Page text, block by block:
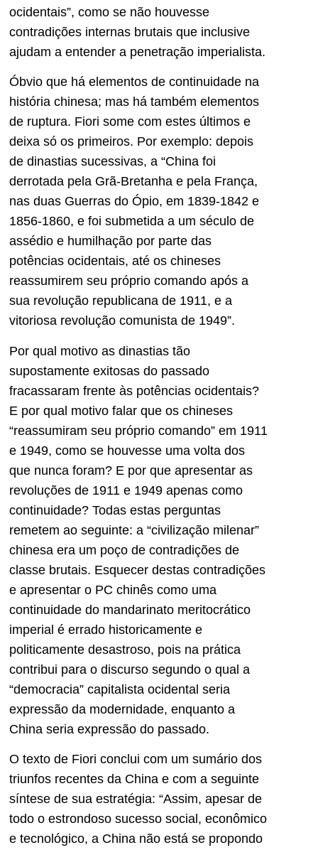
ocidentais”, como se não houvesse
contradições internas brutais que inclusive
ajudam a entender a penetração imperialista.
Óbvio que há elementos de continuidade na
história chinesa; mas há também elementos
de ruptura. Fiori some com estes últimos e
deixa só os primeiros. Por exemplo: depois
de dinastias sucessivas, a “China foi
derrotada pela Grã-Bretanha e pela França,
nas duas Guerras do Ópio, em 1839-1842 e
1856-1860, e foi submetida a um século de
assédio e humilhação por parte das
potências ocidentais, até os chineses
reassumirem seu próprio comando após a
sua revolução republicana de 1911, e a
vitoriosa revolução comunista de 1949”.
Por qual motivo as dinastias tão
supostamente exitosas do passado
fracassaram frente às potências ocidentais?
E por qual motivo falar que os chineses
“reassumiram seu próprio comando” em 1911
e 1949, como se houvesse uma volta dos
que nunca foram? E por que apresentar as
revoluções de 1911 e 1949 apenas como
continuidade? Todas estas perguntas
remetem ao seguinte: a “civilização milenar”
chinesa era um poço de contradições de
classe brutais. Esquecer destas contradições
e apresentar o PC chinês como uma
continuidade do mandarinato meritocrático
imperial é errado historicamente e
politicamente desastroso, pois na prática
contribui para o discurso segundo o qual a
“democracia” capitalista ocidental seria
expressão da modernidade, enquanto a
China seria expressão do passado.
O texto de Fiori conclui com um sumário dos
triunfos recentes da China e com a seguinte
síntese de sua estratégia: “Assim, apesar de
todo o estrondoso sucesso social, econômico
e tecnológico, a China não está se propondo